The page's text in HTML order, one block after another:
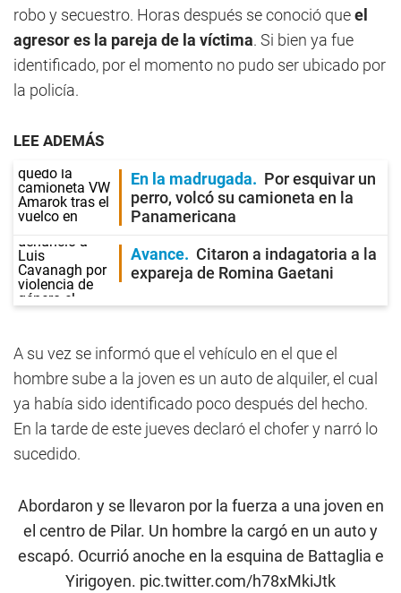
robo y secuestro. Horas después se conoció queel
agresor es la pareja de la víctima. Si bien ya fue
identificado, por el momento no pudo ser ubicado por
la policía.
LEE ADEMÁS
En la madrugada
Por esquivar un
perro, volcó su camioneta en la
Panamericana
Avance
Citaron a indagatoria a la
expareja de Romina Gaetani
A su vez se informó que el vehículo en el que el
hombre sube a la joven es un auto de alquiler, el cual
ya había sido identificado poco después del hecho.
En la tarde de este jueves declaró el chofer y narró lo
sucedido.
Abordaron y se llevaron por la fuerza a una joven en
el centro de Pilar. Un hombre la cargó en un auto y
escapó. Ocurrió anoche en la esquina de Battaglia e
Yirigoyen. pic.twitter.com/h78xMkiJtk